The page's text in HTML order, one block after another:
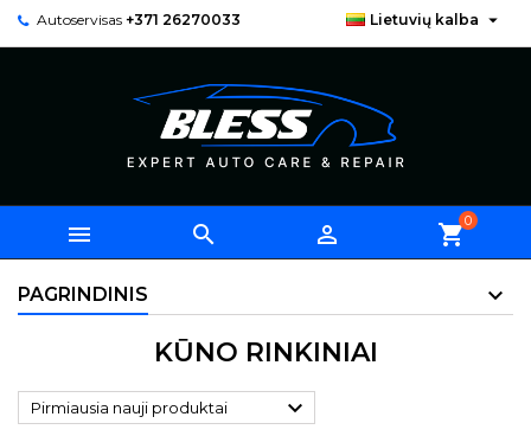
Autoservisas +371 26270033 Lietuvių kalba 
   shopping_cart0
PAGRINDINIS
KŪNO RINKINIAI
Pirmiausia nauji produktai 